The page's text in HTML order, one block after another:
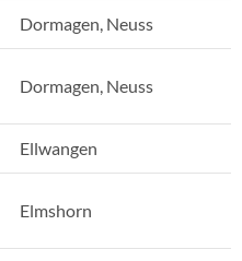
Dormagen, Neuss
Dormagen, Neuss
Ellwangen
Elmshorn